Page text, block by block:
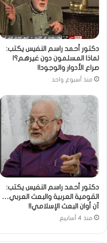
دكتور أحمد راسم النفيس يكتب:
لماذا المسلمون دون غيرهم؟!
صراع الأدوار والوجود!!
منذ أسبوع واحد
دكتور أحمد راسم النفيس يكتب:
القومية العربية والبعث العربي…
آن أوان البعث الإسلامي!!
منذ 4 أسابيع